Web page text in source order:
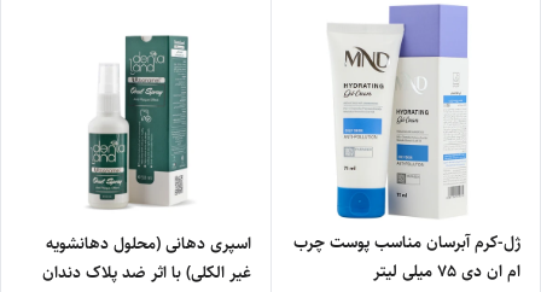
ژل-کرم آبرسان مناسب پوست چرب
ام ان دی 75 میلی لیتر
اسپری دهانی (محلول دهانشویه
غیر الکلی) با اثر ضد پلاک دندان